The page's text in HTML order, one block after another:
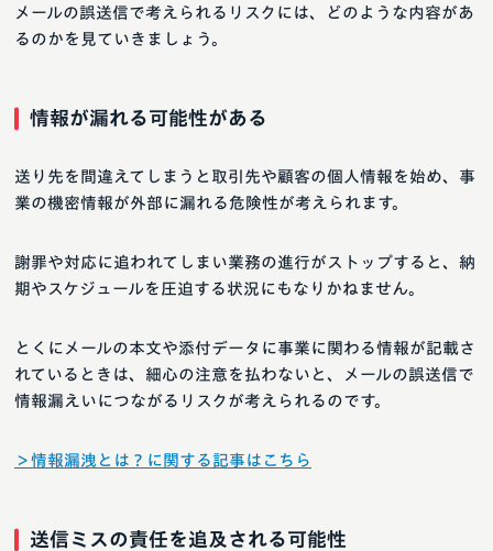
メールの誤送信で考えられるリスクには、どのような内容があ
るのかを見ていきましょう。
情報が漏れる可能性がある
送り先を間違えてしまうと取引先や顧客の個人情報を始め、事
業の機密情報が外部に漏れる危険性が考えられます。
謝罪や対応に追われてしまい業務の進行がストップすると、納
期やスケジュールを圧迫する状況にもなりかねません。
とくにメールの本文や添付データに事業に関わる情報が記載さ
れているときは、細心の注意を払わないと、メールの誤送信で
情報漏えいにつながるリスクが考えられるのです。
＞情報漏洩とは？に関する記事はこちら
送信ミスの責任を追及される可能性